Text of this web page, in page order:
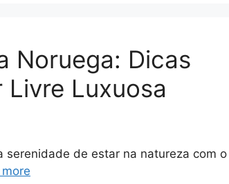
Noruega: Dicas
Luxuosa
serenidade de estar na natureza com o